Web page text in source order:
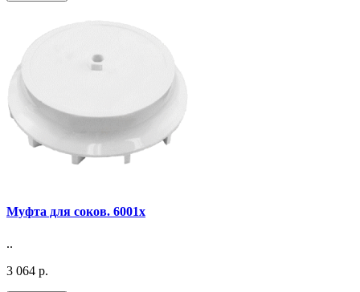
Муфта для соков. 6001x
..
3 064 р.